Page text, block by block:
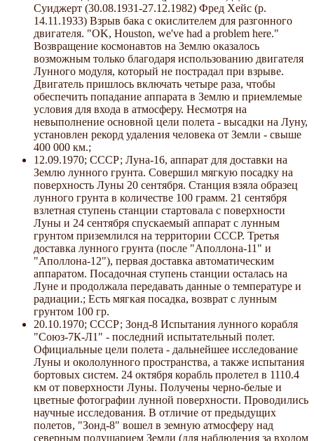
Суиджерт (30.08.1931-27.12.1982) Фред Хейс (р.
14.11.1933) Взрыв бака с окислителем для разгонного
двигателя. "OK, Houston, we've had a problem here."
Возвращение космонавтов на Землю оказалось
возможным только благодаря использованию двигателя
Лунного модуля, который не пострадал при взрыве.
Двигатель пришлось включать четыре раза, чтобы
обеспечить попадание аппарата в Землю и приемлемые
условия для входа в атмосферу. Несмотря на
невыполнение основной цели полета - высадки на Луну,
установлен рекорд удаления человека от Земли - свыше
400 000 км.;
12.09.1970; СССР; Луна-16, аппарат для доставки на
Землю лунного грунта. Совершил мягкую посадку на
поверхность Луны 20 сентября. Станция взяла образец
лунного грунта в количестве 100 грамм. 21 сентября
взлетная ступень станции стартовала с поверхности
Луны и 24 сентября спускаемый аппарат с лунным
грунтом приземлился на территории СССР. Третья
доставка лунного грунта (после "Аполлона-11" и
"Аполлона-12"), первая доставка автоматическим
аппаратом. Посадочная ступень станции осталась на
Луне и продолжала передавать данные о температуре и
радиации.; Есть мягкая посадка, возврат с лунным
грунтом 100 гр.
20.10.1970; СССР; Зонд-8 Испытания лунного корабля
"Союз-7К-Л1" - последний испытательный полет.
Официальные цели полета - дальнейшее исследование
Луны и окололунного пространства, а также испытания
бортовых систем. 24 октября корабль пролетел в 1110.4
км от поверхности Луны. Получены черно-белые и
цветные фотографии лунной поверхности. Проводились
научные исследования. В отличие от предыдущих
полетов, "Зонд-8" вошел в земную атмосферу над
северным полушарием Земли (для наблюдения за входом